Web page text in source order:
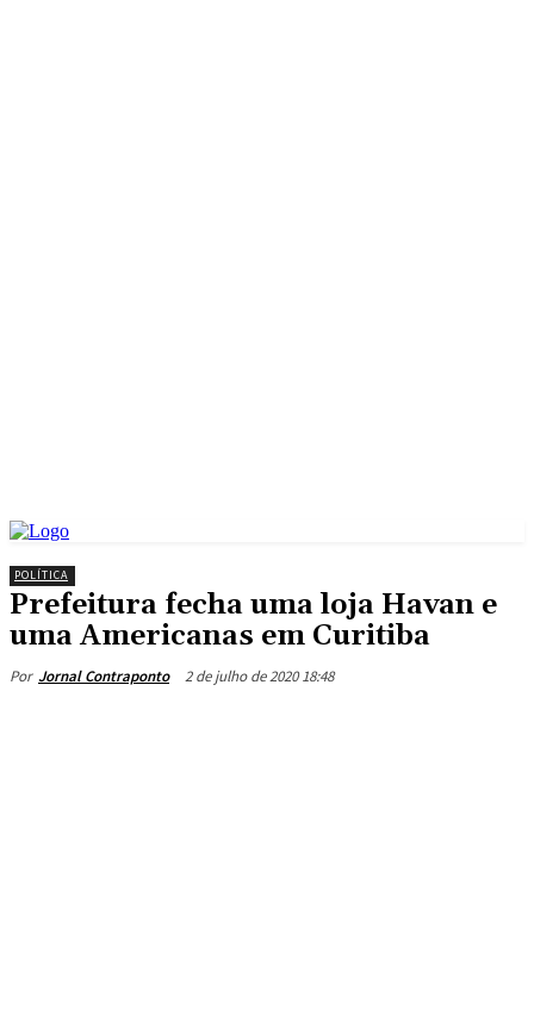
POLÍTICA
Prefeitura fecha uma loja Havan e
uma Americanas em Curitiba
Por Jornal Contraponto 2 de julho de 2020 18:48